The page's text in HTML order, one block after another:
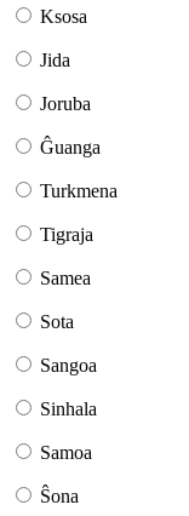
Ksosa
Jida
Joruba
Ĝuanga
Turkmena
Tigraja
Samea
Sota
Sangoa
Sinhala
Samoa
Ŝona